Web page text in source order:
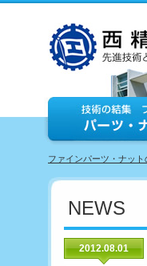
ファインパーツ・ナット
NEWS
2012.08.01